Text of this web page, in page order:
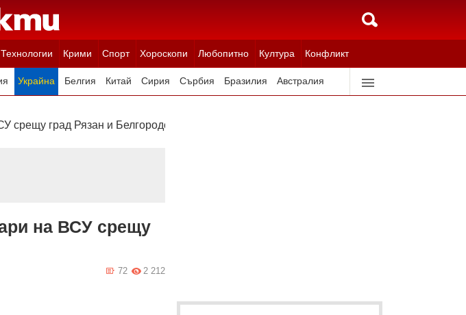
Технологии Крими Спорт Хороскопи Любопитно Култура Конфликт
Украйна Белгия Китай Сирия Сърбия Бразилия Австралия
срещу град Рязан и Белгородска област
на ВСУ срещу
2 212
72